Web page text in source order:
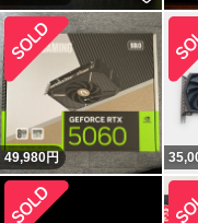
49,980円